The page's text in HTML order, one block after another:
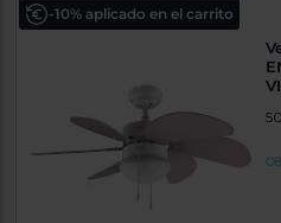
-10% aplicado en el carrito